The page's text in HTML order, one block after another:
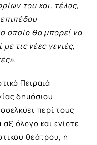
του και, τέλος,
οποίο θα μπορεί να
με τις νέες γενιές,
Πειραιά
δημόσιου
περί τους
και ενίοτε
θεάτρου, η